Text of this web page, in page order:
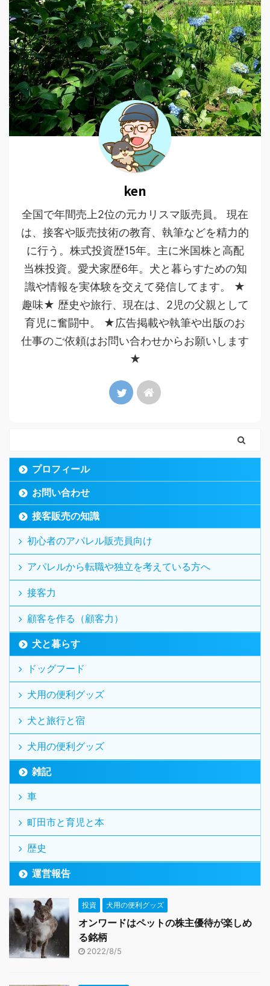
ken
全国で年間売上2位の元カリスマ販売員。 現在
は、接客や販売技術の教育、執筆などを精力的
に行う。株式投資歴15年。主に米国株と高配
当株投資。愛犬家歴6年。犬と暮らすための知
識や情報を実体験を交えて発信してます。 ★
趣味★ 歴史や旅行、現在は、2児の父親として
育児に奮闘中。 ★広告掲載や執筆や出版のお
仕事のご依頼はお問い合わせからお願いします
★
プロフィール
お問い合わせ
接客販売の知識
初心者のアパレル販売員向け
アパレルから転職や独立を考えている方へ
接客力
顧客を作る（顧客力）
犬と暮らす
ドッグフード
犬用の便利グッズ
犬と旅行と宿
犬用の便利グッズ
雑記
車
町田市と育児と本
歴史
運営報告
投資 犬用の便利グッズ
オンワードはペットの株主優待が楽しめ
る銘柄
2022/8/5